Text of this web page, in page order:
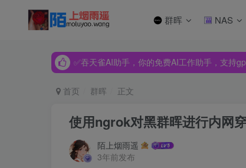
群晖 NAS
✅吞天雀AI助手，你的免费AI工作助手，支持
✅吞天雀AI助手，你的免费AI工作助手，支持
首页 群晖 正文
使用ngrok对黑群晖进行内网
陌上烟雨遥
3年前发布